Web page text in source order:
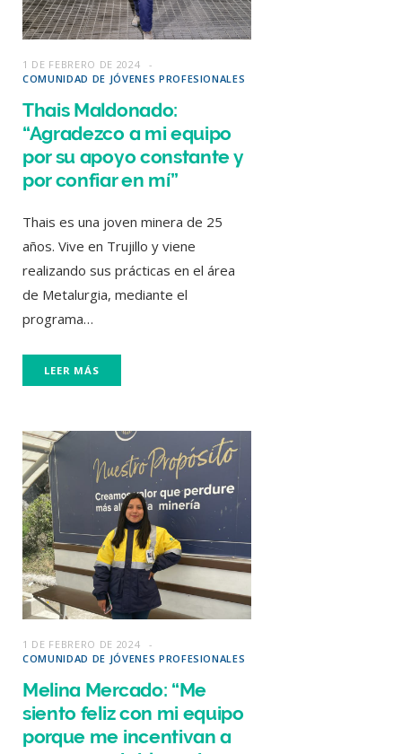
1 DE FEBRERO DE 2024
COMUNIDAD DE JÓVENES PROFESIONALES
Thais Maldonado:
“Agradezco a mi equipo
por su apoyo constante y
por confiar en mí”
Thais es una joven minera de 25
años. Vive en Trujillo y viene
realizando sus prácticas en el área
de Metalurgia, mediante el
programa…
LEER MÁS
1 DE FEBRERO DE 2024
COMUNIDAD DE JÓVENES PROFESIONALES
Melina Mercado: “Me
siento feliz con mi equipo
porque me incentivan a